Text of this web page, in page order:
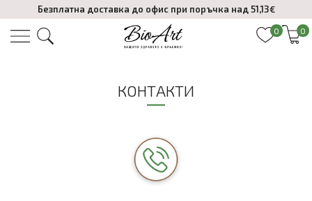
Безплатна доставка до офис при поръчка над 51,13€
0 0
КОНТАКТИ